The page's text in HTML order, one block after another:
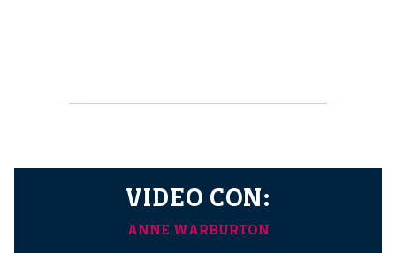
VIDEO CON:
ANNE WARBURTON